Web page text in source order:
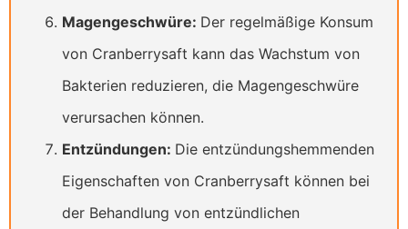
Magengeschwüre: Der regelmäßige Konsum
von Cranberrysaft kann das Wachstum von
Bakterien reduzieren, die Magengeschwüre
verursachen können.
Entzündungen: Die entzündungshemmenden
Eigenschaften von Cranberrysaft können bei
der Behandlung von entzündlichen